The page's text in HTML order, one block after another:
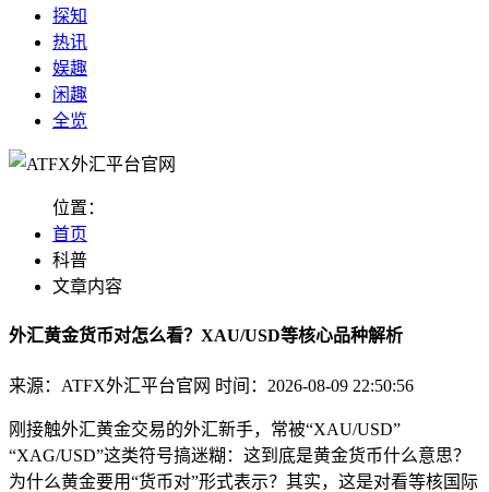
探知
热讯
娱趣
闲趣
全览
位置：
首页
科普
文章内容
外汇黄金货币对怎么看？XAU/USD等核心品种解析
来源：ATFX外汇平台官网 时间：2026-08-09 22:50:56
刚接触外汇黄金交易的外汇新手，常被“XAU/USD”
“XAG/USD”这类符号搞迷糊：这到底是黄金货币什么意思？
为什么黄金要用“货币对”形式表示？其实，这是对看等核国际